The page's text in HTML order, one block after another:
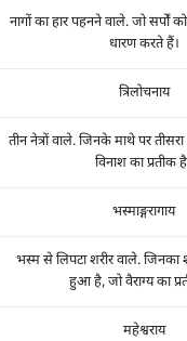
नागों का हार पहनने वाले. जो
धारण करते हैं।
त्रिलोचनाय
तीन नेत्रों वाले. जिनके माथे पर
विनाश का प्रतीक
भस्माङ्गरागाय
भस्म से लिपटा शरीर वाले. जिनका
हुआ है, जो वैराग्य का
महेश्वराय